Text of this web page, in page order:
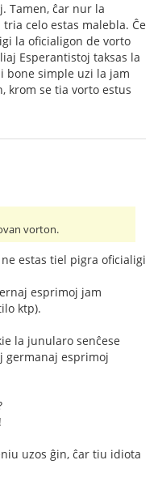
Tamen, ĉar nur la
celo estas malebla. Ĉe
la oficialigon de vorto
Esperantistoj taksas la
bone simple uzi la jam
krom se tia vorto estus
vorton.
estas tiel pigra oficialigi
esprimoj jam
ktp).
la junularo senĉese
germanaj esprimoj
uzos ĝin, ĉar tiu idiota